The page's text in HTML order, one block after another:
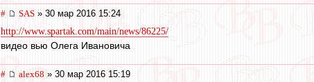
# SAS » 30 мар 2016 15:24
http://www.spartak.com/main/news/86225/
видео вью Олега Ивановича
# alex68 » 30 мар 2016 15:19